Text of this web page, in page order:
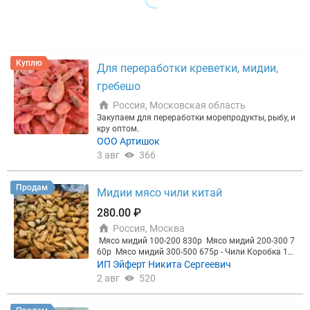
Куплю
Для переработки креветки, мидии,
гребешо
Россия, Московская область
Закупаем для переработки морепродукты, рыбу, и
кру оптом.
ООО Артишок
3 авг
366
Продам
Мидии мясо чили китай
280.00 ₽
Россия, Москва
Мясо мидий 100-200 830р Мясо мидий 200-300 7
60р Мясо мидий 300-500 675р - Чили Коробка 12
кг. ОПТ от 1 тонны. Мидии мясо см Китай 200-30
0/10кг 280р мск опт Мелкий опт с доставкой от 5
0 шт 500г 1/20шт Китай шт 240,40 Мидии голубые
ИП Эйферт Никита Сергеевич
2 авг
520